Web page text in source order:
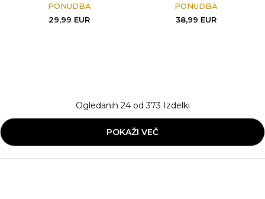
Logo
PONUDBA
29,99 EUR
PONUDBA
38,99 EUR
Ogledanih 24od373 Izdelki
POKAŽI VEČ